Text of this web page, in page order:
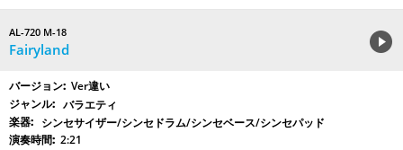
AL-720 M-18
Fairyland
Ver違い
バラエティ
シンセサイザー/シンセドラム/シンセベース/シンセパッド
2:21